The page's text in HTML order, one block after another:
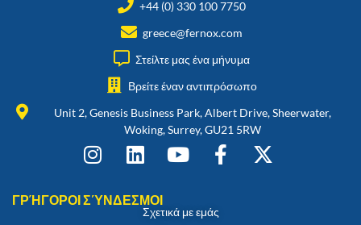
+44 (0) 330 100 7750
greece@fernox.com
Στείλτε μας ένα μήνυμα
Βρείτε έναν αντιπρόσωπο
Unit 2, Genesis Business Park, Albert Drive, Sheerwater,
Woking, Surrey, GU21 5RW
ΓΡΉΓΟΡΟΙ ΣΎΝΔΕΣΜΟΙ
Σχετικά με εμάς